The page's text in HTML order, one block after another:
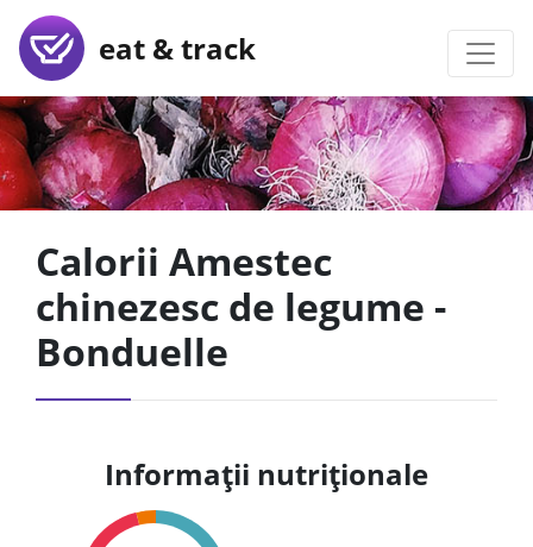
eat & track
Calorii Amestec
chinezesc de legume -
Bonduelle
Informații nutriționale